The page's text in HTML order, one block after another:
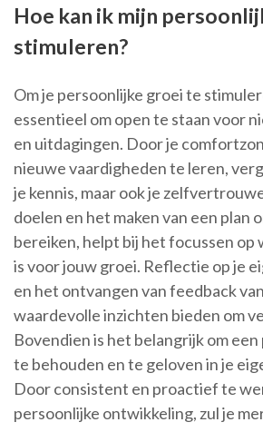
Hoe kan ik mijn
stimuleren?
Om je persoonlijke groei te
essentieel om open te staan voor
en uitdagingen. Door je
nieuwe vaardigheden te leren,
je kennis, maar ook je
doelen en het maken van een plan
bereiken, helpt bij het focussen op
is voor jouw groei. Reflectie op je
en het ontvangen van feedback
waardevolle inzichten bieden om
Bovendien is het belangrijk om
te behouden en te geloven in je
Door consistent en proactief te
persoonlijke ontwikkeling, zul je